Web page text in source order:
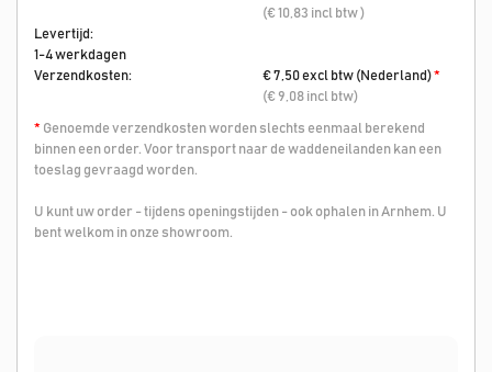
(€ 10,83 incl btw )
Levertijd:
1-4 werkdagen
Verzendkosten:
€ 7,50 excl btw (Nederland)*
(€ 9,08 incl btw)
* Genoemde verzendkosten worden slechts eenmaal berekend
binnen een order. Voor transport naar de waddeneilanden kan een
toeslag gevraagd worden.
U kunt uw order - tijdens openingstijden - ook ophalen in Arnhem. U
bent welkom in onze showroom.